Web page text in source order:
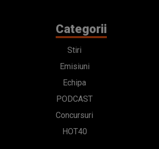
Categorii
Stiri
Emisiuni
Echipa
PODCAST
Concursuri
HOT40